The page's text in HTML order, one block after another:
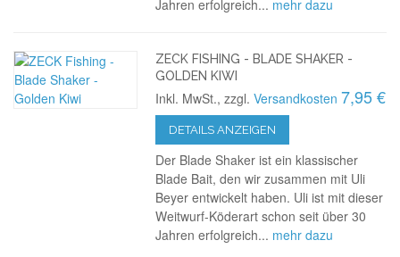
Jahren erfolgreich... mehr dazu
ZECK FISHING - BLADE SHAKER -
GOLDEN KIWI
Inkl. MwSt., zzgl.Versandkosten 7,95 €
DETAILS ANZEIGEN
Der Blade Shaker ist ein klassischer
Blade Bait, den wir zusammen mit Uli
Beyer entwickelt haben. Uli ist mit dieser
Weitwurf-Köderart schon seit über 30
Jahren erfolgreich... mehr dazu